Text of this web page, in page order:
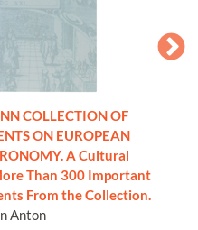
COLLECTION OF
ON EUROPEAN
A Cultural
Than 300 Important
From the Collection.
Anton